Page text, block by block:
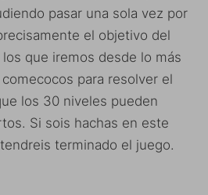
pasar una sola vez por
el objetivo del
que iremos desde lo más
para resolver el
los 30 niveles pueden
Si sois hachas en este
terminado el juego.